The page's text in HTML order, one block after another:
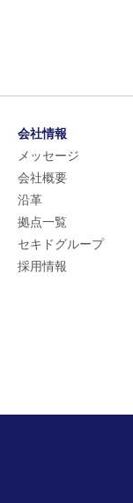
会社情報
メッセージ
会社概要
沿革
拠点一覧
セキドグループ
採用情報